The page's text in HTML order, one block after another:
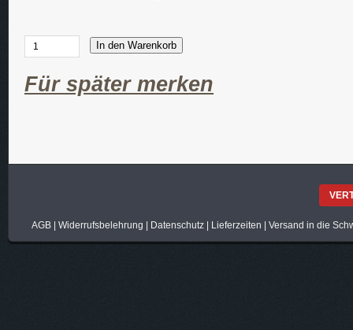
In den Warenkorb
Für später merken
AGB| Widerrufsbelehrung Datenschutz| Lieferzeiten Versand in die